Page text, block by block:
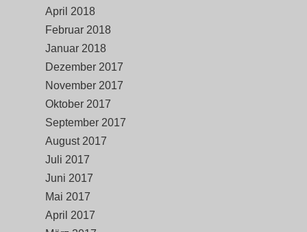
April 2018
Februar 2018
Januar 2018
Dezember 2017
November 2017
Oktober 2017
September 2017
August 2017
Juli 2017
Juni 2017
Mai 2017
April 2017